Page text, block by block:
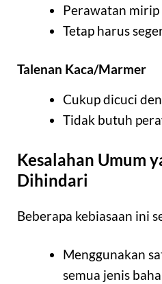
Perawatan
Tetap harus
Talenan Kaca/Marmer
Cukup dicuci
Tidak butuh
Kesalahan Umum
Dihindari
Beberapa kebiasaan ini
Menggunakan
semua jenis